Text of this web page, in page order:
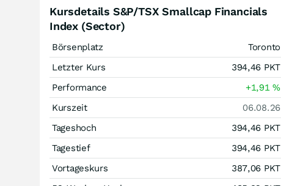
Kursdetails S&P/TSX Smallcap Financials
Index (Sector)
Börsenplatz
Toronto
Letzter Kurs
394,46 PKT
Performance
+1,91%
Kurszeit
06.08.26
Tageshoch
394,46 PKT
Tagestief
394,46 PKT
Vortageskurs
387,06 PKT